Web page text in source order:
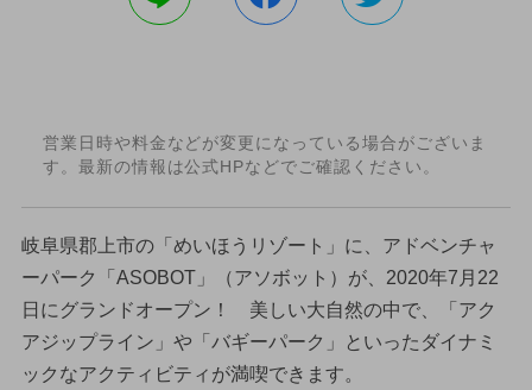
営業日時や料金などが変更になっている場合がございま
す。最新の情報は公式HPなどでご確認ください。
岐阜県郡上市の「めいほうリゾート」に、アドベンチャ
ーパーク「ASOBOT」（アソボット）が、2020年7月22
日にグランドオープン！ 美しい大自然の中で、「アク
アジップライン」や「バギーパーク」といったダイナミ
ックなアクティビティが満喫できます。